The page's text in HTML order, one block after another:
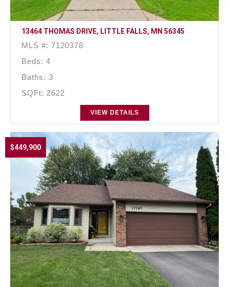
13464 THOMAS DRIVE, LITTLE FALLS, MN 56345
MLS #: 7120378
Beds: 4
Baths: 3
SQFt: 2622
VIEW DETAILS
$449,900